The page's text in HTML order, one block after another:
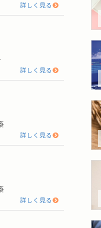
詳しく見る
詳しく見る
詳しく見る
詳しく見る